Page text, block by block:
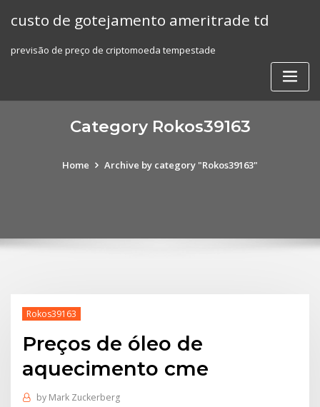
custo de gotejamento ameritrade td
previsão de preço de criptomoeda tempestade
Category Rokos39163
Home Archive by category "Rokos39163"
Rokos39163
Preços de óleo de
aquecimento cme
by Mark Zuckerberg